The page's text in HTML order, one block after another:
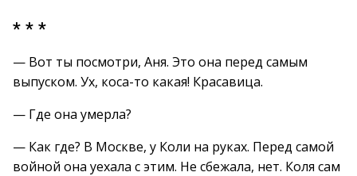
* * *
— Вот ты посмотри, Аня. Это она перед самым
выпуском. Ух, коса-то какая! Красавица.
— Где она умерла?
— Как где? В Москве, у Коли на руках. Перед самой
войной она уехала с этим. Не сбежала, нет. Коля сам